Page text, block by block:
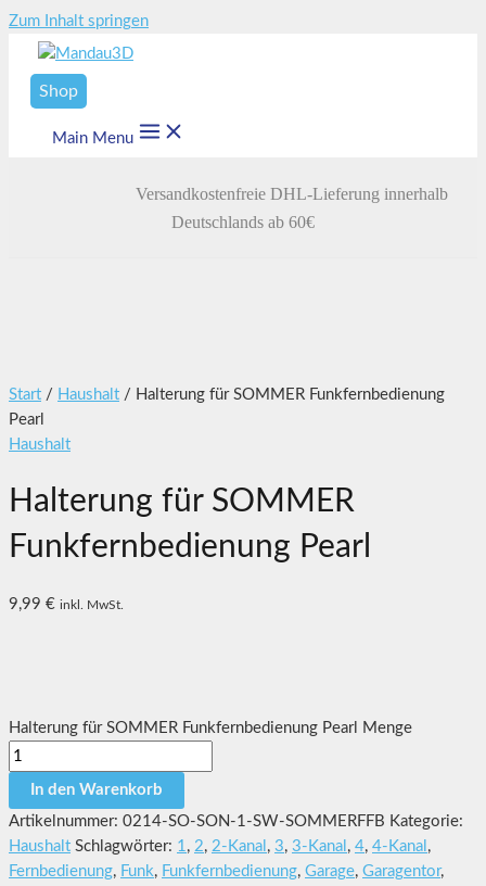
Zum Inhalt springen
Shop
Main Menu
Versandkostenfreie DHL-Lieferung innerhalb
Deutschlands ab 60€
Start / Haushalt / Halterung für SOMMER Funkfernbedienung
Pearl
Haushalt
Halterung für SOMMER
Funkfernbedienung Pearl
9,99 € inkl. MwSt.
Halterung für SOMMER Funkfernbedienung Pearl Menge
In den Warenkorb
Artikelnummer: 0214-SO-SON-1-SW-SOMMERFFB Kategorie:
Haushalt Schlagwörter: 1 , 2, 2-Kanal , 3, 3-Kanal , 4, 4-Kanal ,
Fernbedienung, Funk, Funkfernbedienung, Garage, Garagentor,